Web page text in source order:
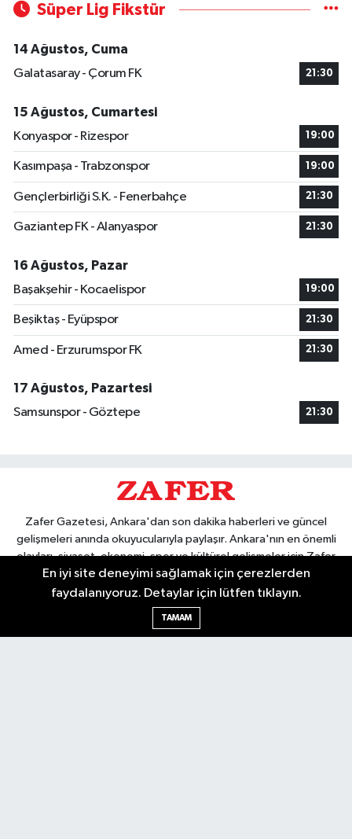
Süper Lig Fikstür
14 Ağustos, Cuma
Galatasaray - Çorum FK
21:30
15 Ağustos, Cumartesi
Konyaspor - Rizespor
19:00
Kasımpaşa - Trabzonspor 19:00
Gençlerbirliği S.K. - Fenerbahçe 21:30
Gaziantep FK - Alanyaspor 21:30
16 Ağustos, Pazar
Başakşehir - Kocaelispor
19:00
Beşiktaş - Eyüpspor 21:30
Amed - Erzurumspor FK 21:30
17 Ağustos, Pazartesi
Samsunspor - Göztepe
21:30
Zafer Gazetesi, Ankara'dan son dakika haberleri ve güncel
gelişmeleri anında okuyucularıyla paylaşır. Ankara'nın en önemli
olayları, siyaset, ekonomi, spor ve kültürel gelişmeler için Zafer
Gazetesi'ni takip edin. Başkentin güvendiği haber kaynağı.
En iyi site deneyimi sağlamak için çerezlerden
faydalanıyoruz. Detaylar için lütfen tıklayın.
TAMAM